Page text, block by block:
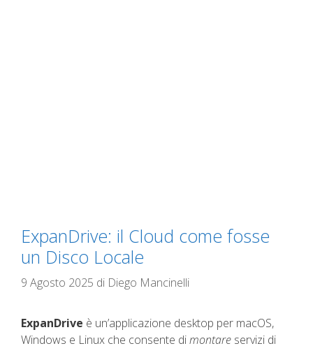
ExpanDrive: il Cloud come fosse
un Disco Locale
9 Agosto 2025 di Diego Mancinelli
ExpanDrive è un’applicazione desktop per macOS,
Windows e Linux che consente dimontare servizi di